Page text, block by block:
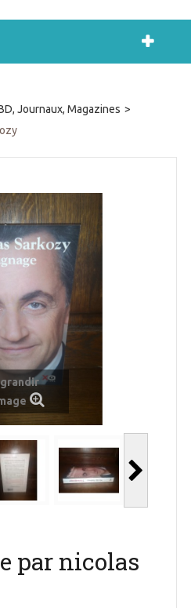
Journaux, Magazines >
par nicolas